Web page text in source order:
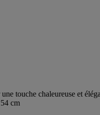
touche chaleureuse et
cm